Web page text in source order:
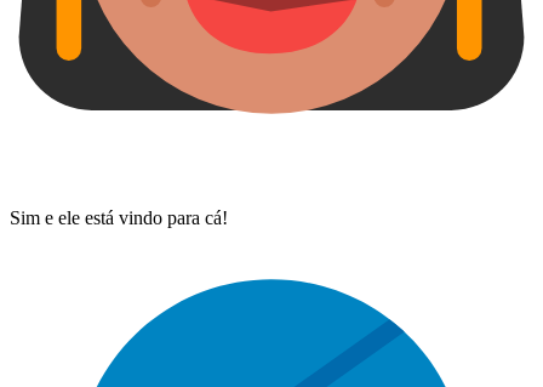
Sim e ele está vindo para cá!